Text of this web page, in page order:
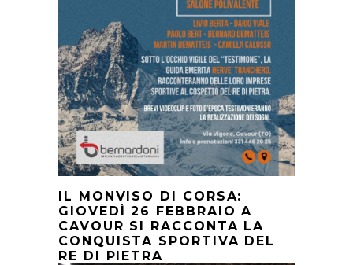
IL MONVISO DI CORSA:
GIOVEDÌ 26 FEBBRAIO A
CAVOUR SI RACCONTA LA
CONQUISTA SPORTIVA DEL
RE DI PIETRA